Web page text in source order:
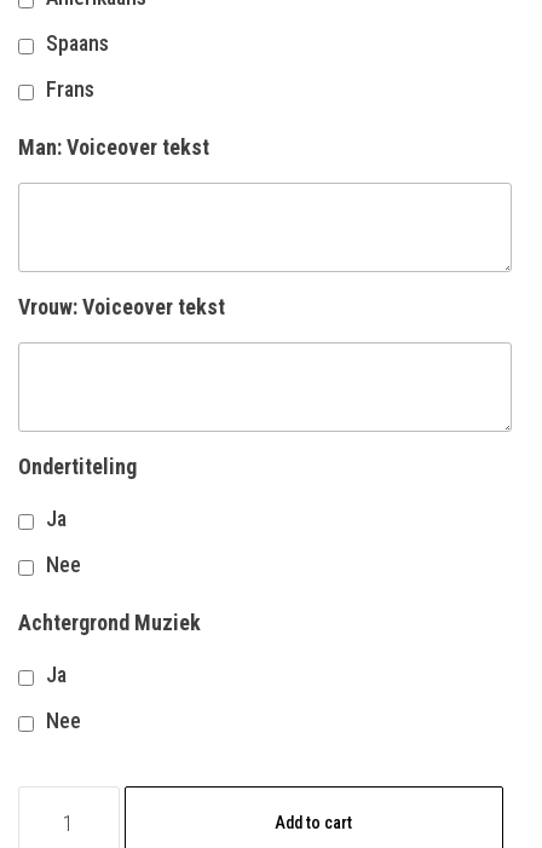
Spaans
Frans
Man: Voiceover tekst
Vrouw: Voiceover tekst
Ondertiteling
Ja
Nee
Achtergrond Muziek
Ja
Nee
quantity
Add to cart